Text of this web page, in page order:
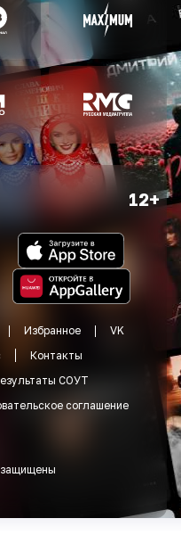
12+
Избранное
VK
Контакты
СОУТ
соглашение
защищены